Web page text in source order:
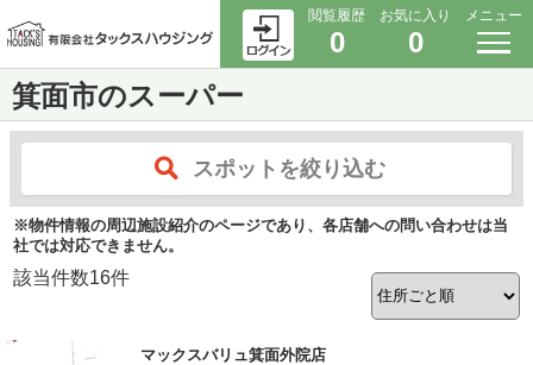
閲覧履歴
0
お気に入り
0
メニュー
箕面市のスーパー
スポットを絞り込む
※物件情報の周辺施設紹介のページであり、各店舗への問い合わせは当
社では対応できません。
該当件数16件
マックスバリュ箕面外院店